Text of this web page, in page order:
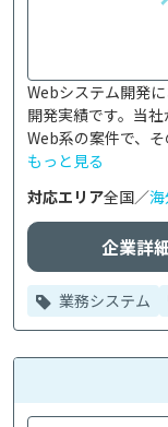
Webシステム開発
開発実績です。当
Web系の案件で、
もっと見る
対応エリア全国／海
企業詳
業務システム